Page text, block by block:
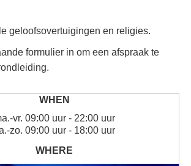
geloofsovertuigingen en religies.
formulier in om een afspraak te
-vr. 09:00 uur - 22:00 uur
-zo. 09:00 uur - 18:00 uur